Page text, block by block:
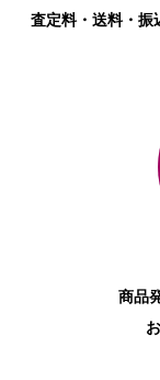
査定料・送料・振
商品